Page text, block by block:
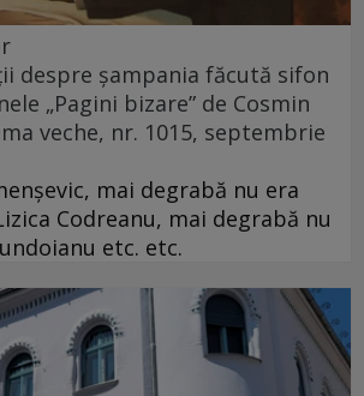
despre șampania făcută sifon
„Pagini bizare” de Cosmin
veche, nr. 1015, septembrie
mai degrabă nu era
Codreanu, mai degrabă nu
etc. etc.